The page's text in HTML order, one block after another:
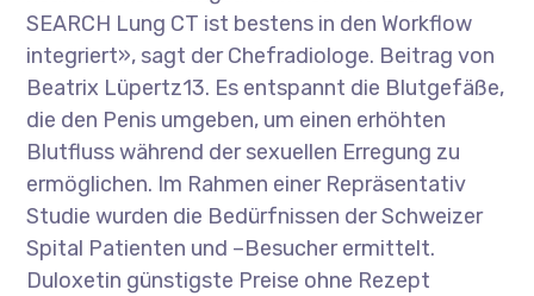
SEARCH Lung CT ist bestens in den Workflow
integriert», sagt der Chefradiologe. Beitrag von
Beatrix Lüpertz13. Es entspannt die Blutgefäße,
die den Penis umgeben, um einen erhöhten
Blutfluss während der sexuellen Erregung zu
ermöglichen. Im Rahmen einer Repräsentativ
Studie wurden die Bedürfnissen der Schweizer
Spital Patienten und –Besucher ermittelt.
Duloxetin günstigste Preise ohne Rezept